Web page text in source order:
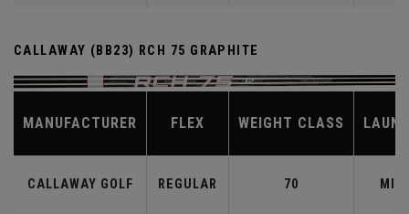
CALLAWAY (BB23) RCH 75 GRAPHITE
MANUFACTURER FLEX WEIGHT CLASS
CALLAWAY GOLF REGULAR 70 MID